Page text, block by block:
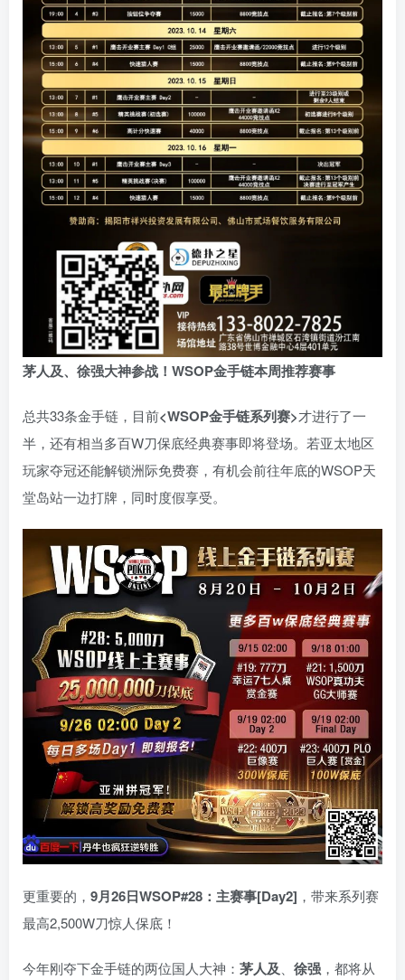
茅人及、徐强大神参战！WSOP金手链本周推荐赛事
总共33条金手链，目前<WSOP金手链系列赛>才进行了一
半，还有相当多百W刀保底经典赛事即将登场。若亚太地区
玩家夺冠还能解锁洲际免费赛，有机会前往年底的WSOP天
堂岛站一边打牌，同时度假享受。
更重要的， 9月26日WSOP#28：主赛事[Day2] ，带来系列赛
最高2,500W刀惊人保底！
今年刚夺下金手链的两位国人大神： 茅人及 徐强 ，都将从